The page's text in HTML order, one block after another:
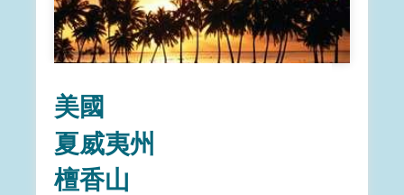
美國
夏威夷州
檀香山